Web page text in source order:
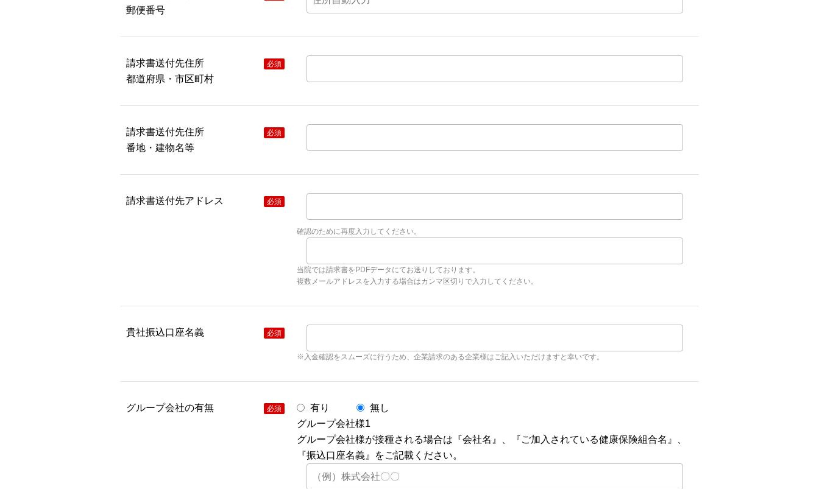
郵便番号
請求書送付先住所
都道府県・市区町村
必須
請求書送付先住所
番地・建物名等
必須
請求書送付先アドレス 必須
確認のために再度入力してください。
当院では請求書をPDFデータにてお送りしております。
複数メールアドレスを入力する場合はカンマ区切りで入力してください。
貴社振込口座名義 必須
※入金確認をスムーズに行うため、企業請求のある企業様はご記入いただけますと幸いです。
グループ会社の有無 必須 有り
無し
グループ会社様1
グループ会社様が接種される場合は『会社名』、『ご加入されている健康保険組合名』、
『振込口座名義』をご記載ください。